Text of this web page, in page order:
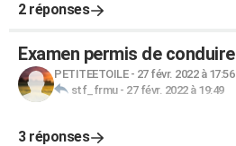
2 réponses
Examen permis de conduire
PETITEETOILE- 27 févr. 2022 à 17:56
stf_frmu- 27 févr. 2022 à 19:49
3 réponses